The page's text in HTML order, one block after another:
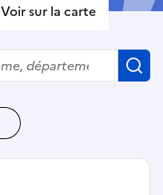
Voir sur la carte